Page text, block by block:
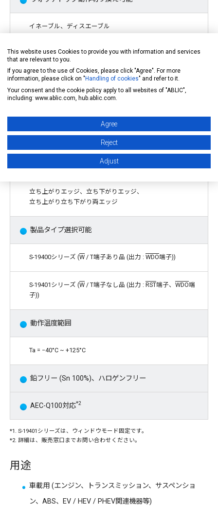
イネーブル、ディスエーブル
ウォッチドッグ動作電圧範囲
2.5 V ~ 6.0 V
タイムアウトモード、ウィンドウモード
ウォッチドッグ入力エッジ選択可能
立ち上がりエッジ、立ち下がりエッジ、
立ち上がり立ち下がり両エッジ
製品タイプ選択可能
S-19400シリーズ (W / T端子あり品 (出力 : WDO端子))
S-19401シリーズ (W / T端子なし品 (出力 : RST端子、 WDO端
子))
動作温度範囲
Ta = −40°C ~ +125°C
鉛フリー (Sn 100%)、ハロゲンフリー
AEC-Q100対応*2
*1. S-19401シリーズは、ウィンドウモード固定です。
*2. 詳細は、販売窓口までお問い合わせください。
用途
車載用 (エンジン、トランスミッション、サスペンショ
ン、ABS、EV / HEV / PHEV関連機器等)
This website uses Cookies to provide you with information and services
that are relevant to you.
If you agree to the use of Cookies, please click "Agree". For more
information, please click on " Handling of cookies" and refer to it.
Your consent and the cookie policy apply to all websites of "ABLIC",
including: www.ablic.com, hub.ablic.com.
Agree
Reject
Adjust